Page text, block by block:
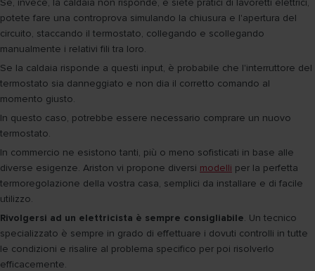
potete fare una controprova simulando la chiusura e l'apertura del
circuito, staccando il termostato, collegando e scollegando
manualmente i relativi fili tra loro.
Se la caldaia risponde a questi input, è probabile che l'interruttore del
termostato sia danneggiato e non dia il corretto comando al
momento giusto.
In questo caso, potrebbe essere necessario comprare un nuovo
termostato.
In commercio ne esistono tanti, più o meno sofisticati in base alle
diverse esigenze. Ariston vi propone diversi modelli per la perfetta
termoregolazione della vostra casa, semplici da installare e di facile
utilizzo.
Rivolgersi ad un elettricista è sempre consigliabile. Un tecnico
specializzato è sempre in grado di effettuare i dovuti controlli in tutte
le condizioni e risalire al problema specifico per poi risolverlo
efficacemente.